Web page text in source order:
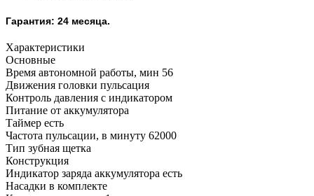
Гарантия: 24 месяца.
Характеристики
Основные
Время автономной работы, мин 56
Движения головки пульсация
Контроль давления с индикатором
Питание от аккумулятора
Таймер есть
Частота пульсации, в минуту 62000
Тип зубная щетка
Конструкция
Индикатор заряда аккумулятора есть
Насадки в комплекте